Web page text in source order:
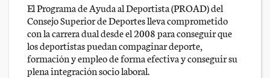
El Programa de Ayuda al Deportista (PROAD) del
Consejo Superior de Deportes lleva comprometido
con la carrera dual desde el 2008 para conseguir que
los deportistas puedan compaginar deporte,
formación y empleo de forma efectiva y conseguir su
plena integración socio laboral.